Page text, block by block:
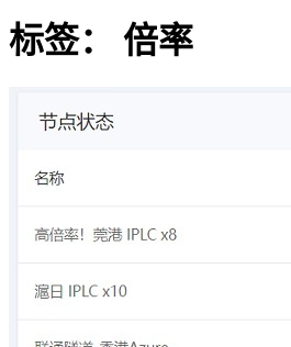
标签： 倍率